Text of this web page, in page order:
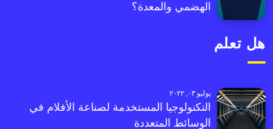
الهضمي والمعدة؟
هل تعلم
يوليو ٠٣, ٢٠٢٢
التكنولوجيا المستخدمة لصناعة الأفلام في
الوسائط المتعددة